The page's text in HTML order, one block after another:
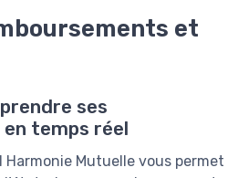
et
ses
temps réel
Harmonie Mutuelle vous permet